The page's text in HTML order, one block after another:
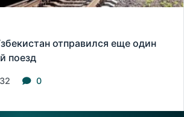
отправился еще один
поезд
0